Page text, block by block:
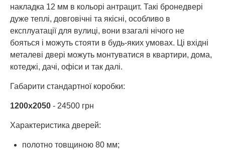
накладка 12 мм в кольорі антрацит. Такі бронедвері
дуже теплі, довговічні та якісні, особливо в
експлуатації для вулиці, вони взагалі нічого не
бояться і можуть стояти в будь-яких умовах. Ці вхідні
металеві двері можуть монтуватися в квартири, дома,
котеджі, дачі, офіси и так далі.
Габарити стандартної коробки:
1200х2050 - 24500 грн
Характеристика дверей:
полотно товщиною 80 мм;